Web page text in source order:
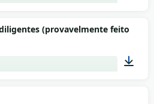
00:03
(provavelmente feitos